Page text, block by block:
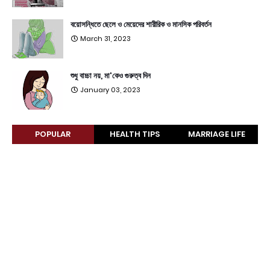
বয়োসন্ধিতে ছেলে ও মেয়েদের শারীরিক ও মানসিক পরিবর্তন
March 31, 2023
শুধু বাচ্চা নয়, মা'কেও গুরুত্ব দিন
January 03, 2023
POPULAR HEALTH TIPS MARRIAGE LIFE